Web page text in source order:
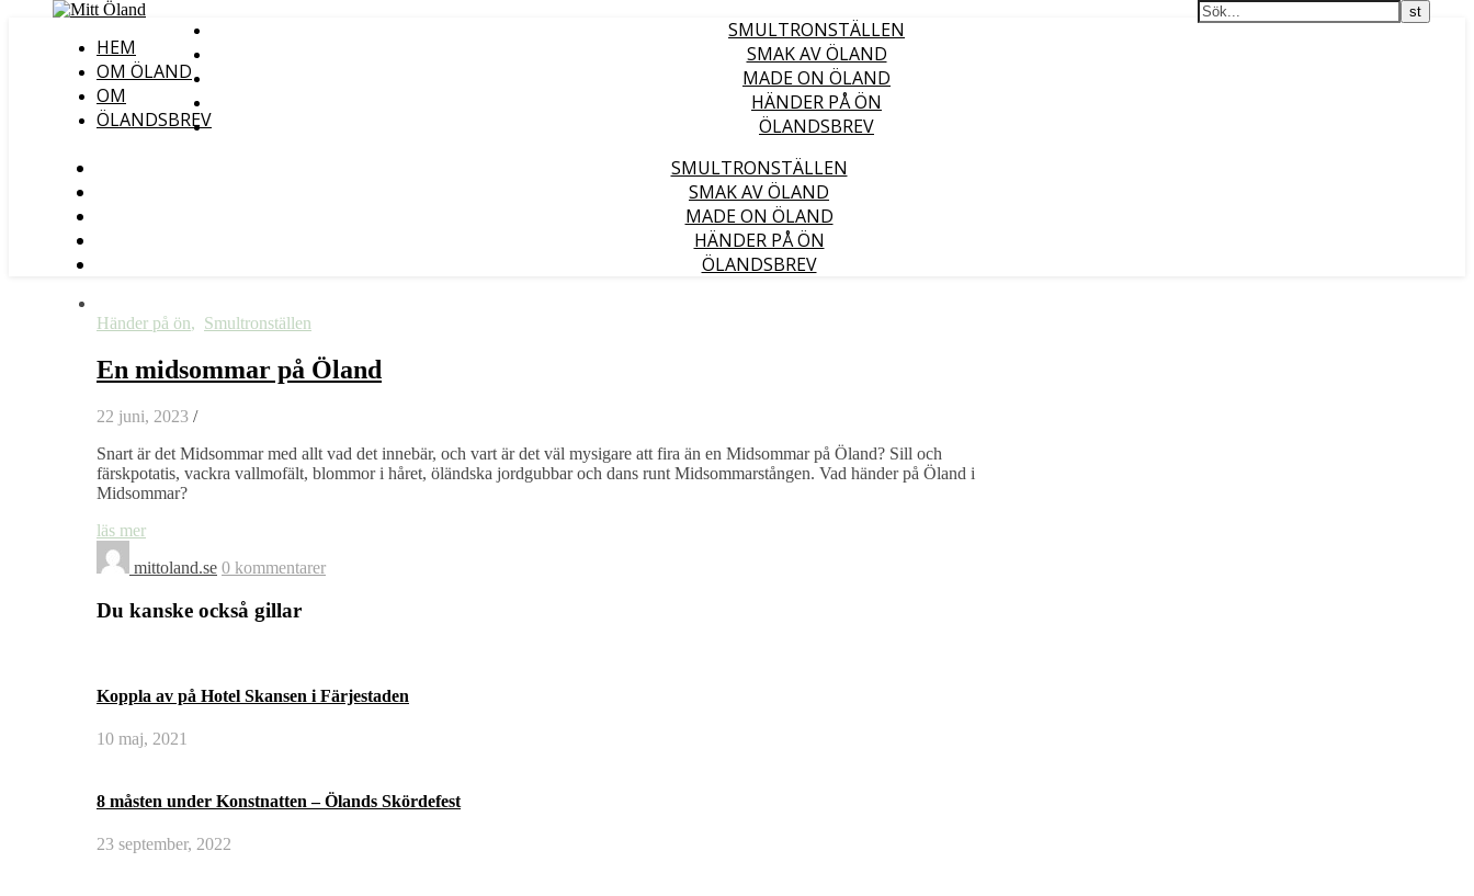
HEM
OM ÖLAND
OM
ÖLANDSBREV
SMULTRONSTÄLLEN
SMAK AV ÖLAND
MADE ON ÖLAND
HÄNDER PÅ ÖN
ÖLANDSBREV
SMULTRONSTÄLLEN
SMAK AV ÖLAND
MADE ON ÖLAND
HÄNDER PÅ ÖN
ÖLANDSBREV
Händer på ön, Smultronställen
En midsommar på Öland
22 juni, 2023 /
Snart är det Midsommar med allt vad det innebär, och vart är det väl mysigare att fira än en Midsommar på Öland? Sill och
färskpotatis, vackra vallmofält, blommor i håret, öländska jordgubbar och dans runt Midsommarstången. Vad händer på Öland i
Midsommar?
läs mer
mittoland.se 0 kommentarer
Du kanske också gillar
Koppla av på Hotel Skansen i Färjestaden
10 maj, 2021
8 måsten under Konstnatten – Ölands Skördefest
23 september, 2022